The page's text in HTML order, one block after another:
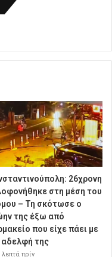
26χρονη
στη μέση του
– Τη σκότωσε ο
της έξω από
που είχε πάει με
αδελφή της
λεπτά πρίν